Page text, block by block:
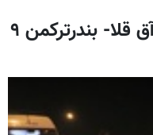
تصادف زنجیره ای در محور آق قلا- بندرترکمن ۹